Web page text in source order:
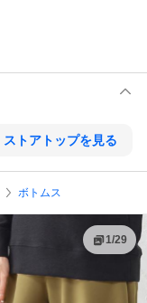
ストアトップを見る
ボトムス
1/29